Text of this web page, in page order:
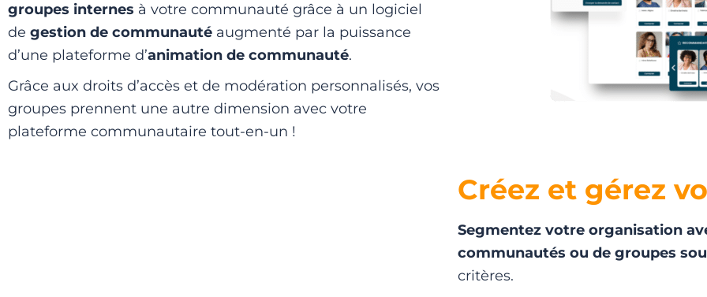
groupes internes à votre communauté grâce à un logiciel
de gestion de communauté augmenté par la puissance
d’une plateforme d’animation de communauté.
Grâce aux droits d’accès et de modération personnalisés, vos
groupes prennent une autre dimension avec votre
plateforme communautaire tout-en-un !
Créez et gérez
Segmentez votre organisation
communautés ou de groupes
critères.